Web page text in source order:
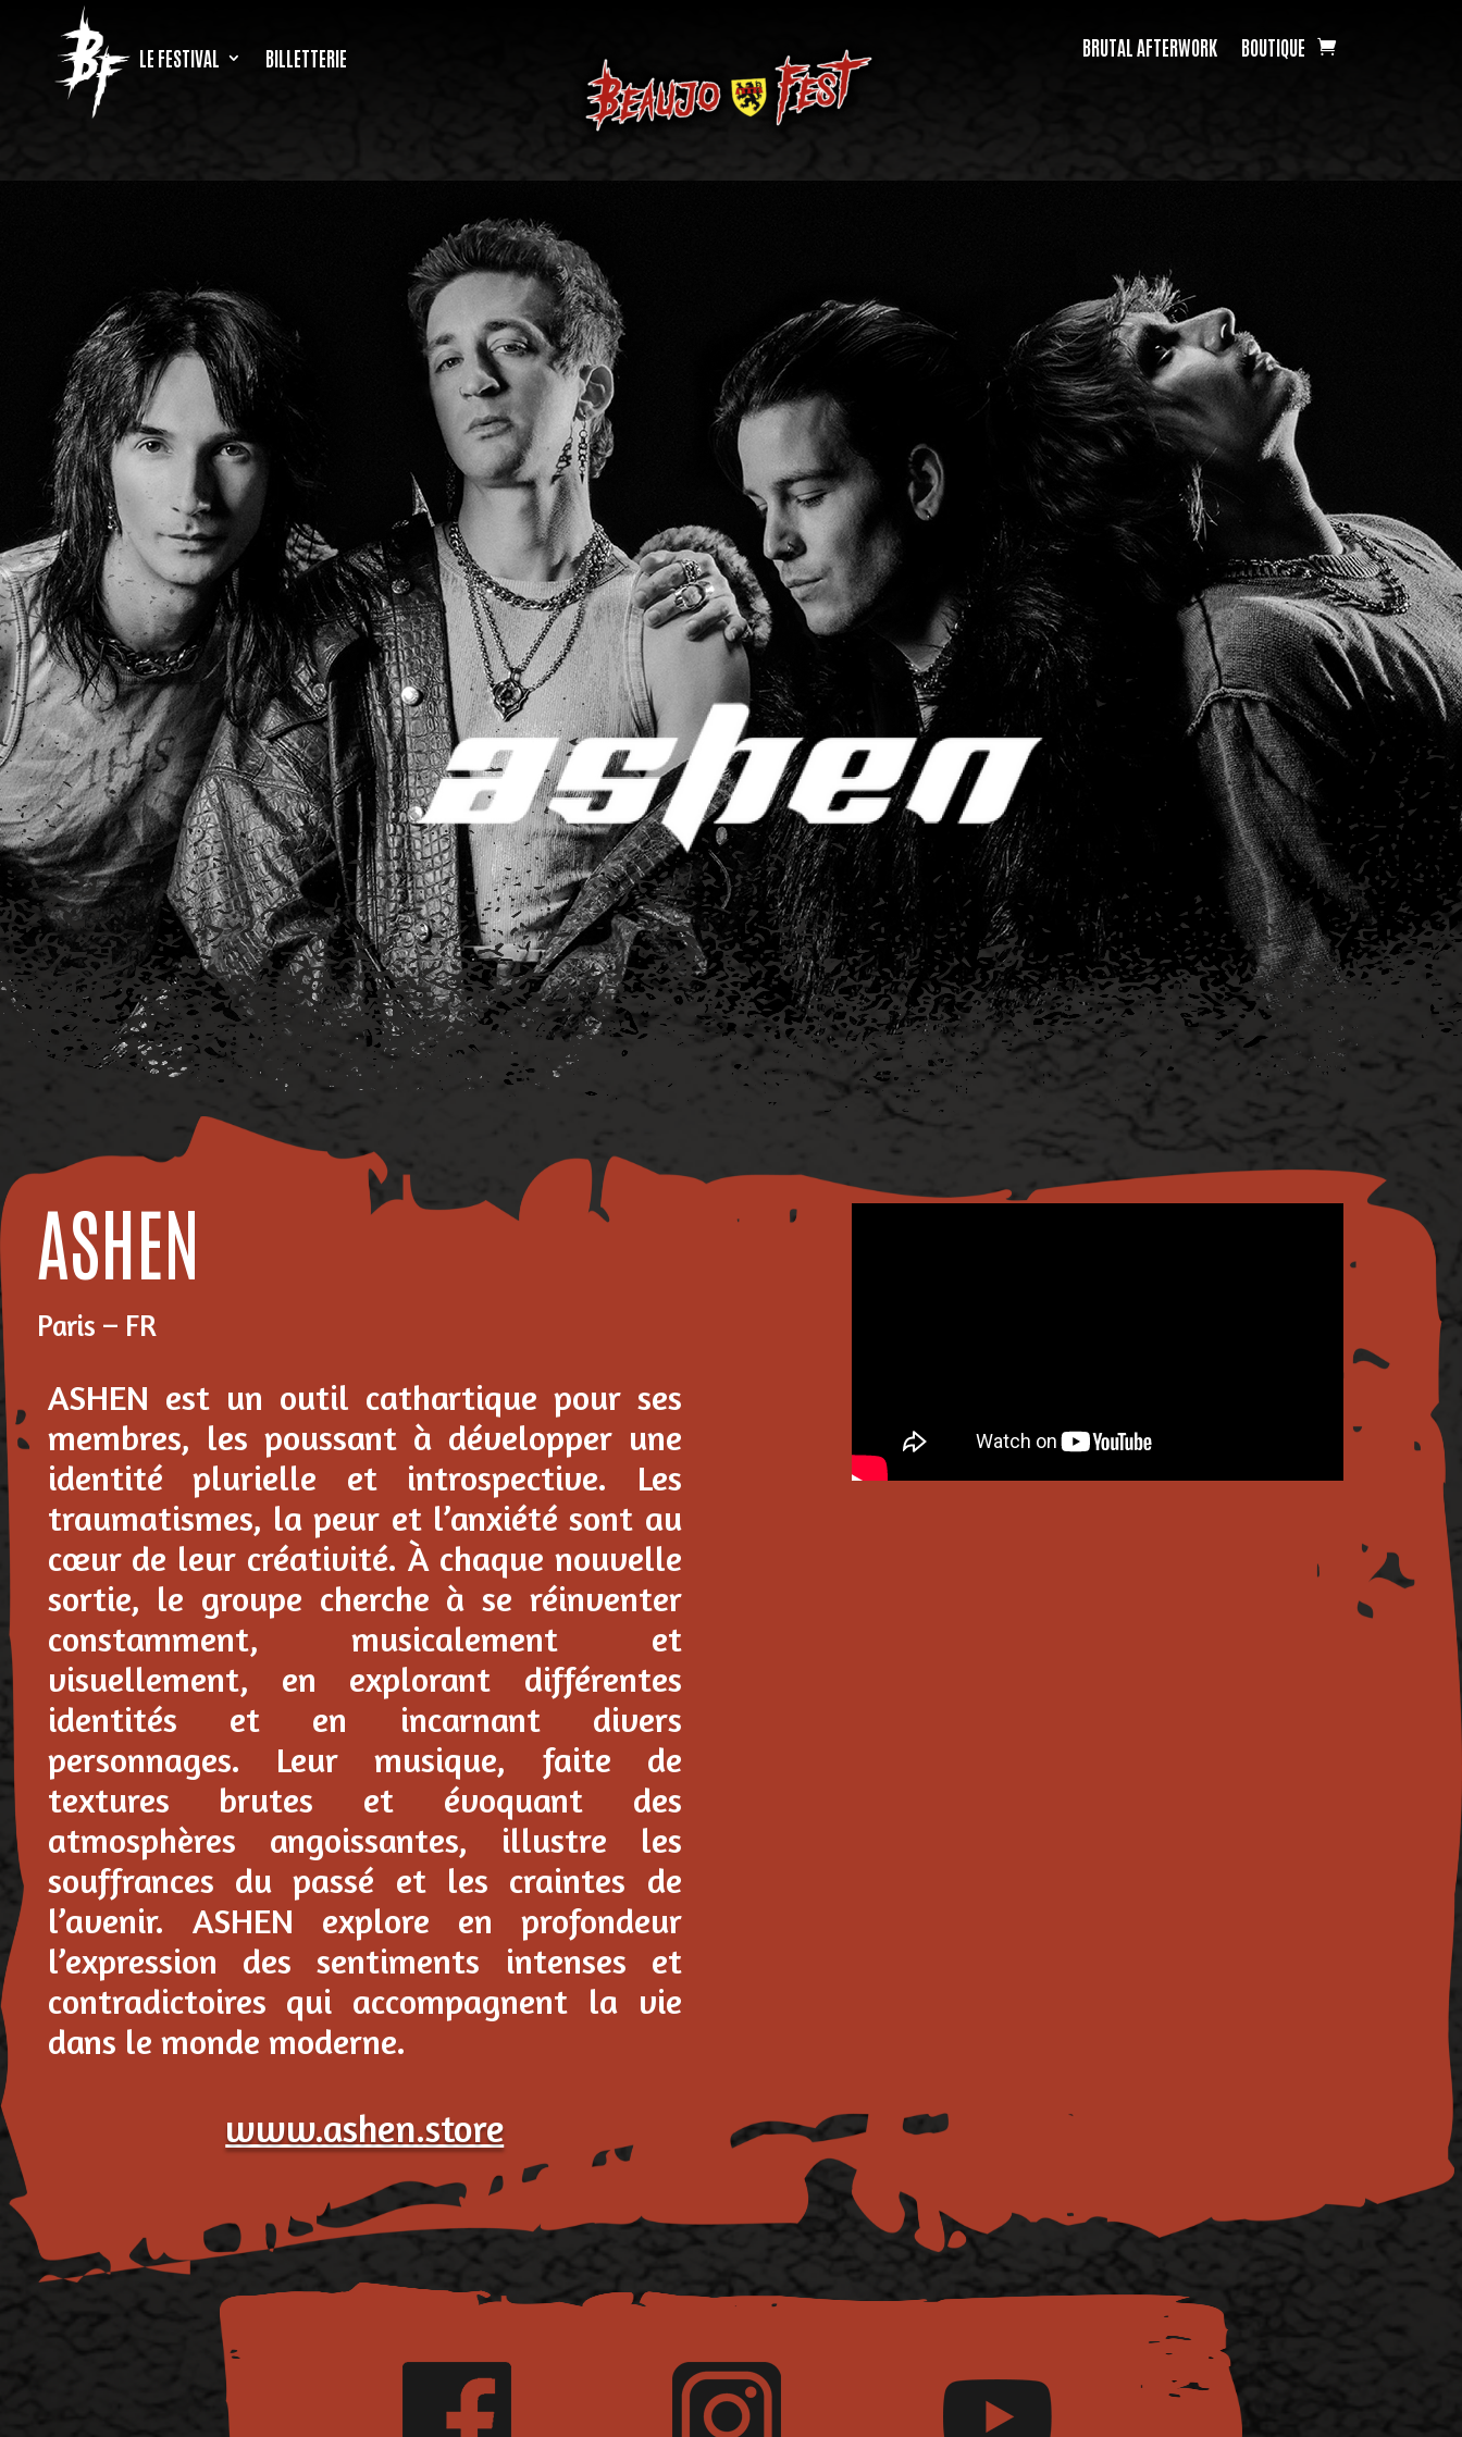
LE FESTIVAL BILLETTERIE BRUTAL AFTERWORK BOUTIQUE
ASHEN
Paris – FR
ASHEN est un outil cathartique pour ses
membres, les poussant à développer une
identité plurielle et introspective. Les
traumatismes, la peur et l’anxiété sont au
cœur de leur créativité. À chaque nouvelle
sortie, le groupe cherche à se réinventer
constamment, musicalement et
visuellement, en explorant différentes
identités et en incarnant divers
personnages. Leur musique, faite de
textures brutes et évoquant des
atmosphères angoissantes, illustre les
souffrances du passé et les craintes de
l’avenir. ASHEN explore en profondeur
l’expression des sentiments intenses et
contradictoires qui accompagnent la vie
dans le monde moderne.
www.ashen.store